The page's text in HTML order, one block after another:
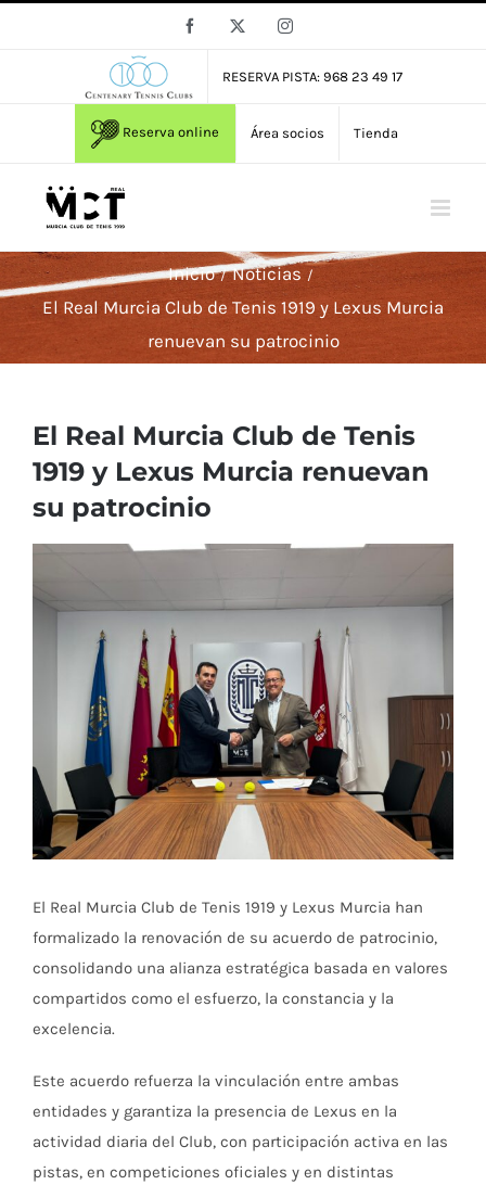
Facebook Instagram
RESERVA PISTA: 968 23 49 17
Reserva online Área socios Tienda
Inicio
Noticias
El Real Murcia Club de Tenis 1919 y Lexus Murcia
renuevan su patrocinio
El Real Murcia Club de Tenis
1919 y Lexus Murcia renuevan
su patrocinio
más
El Real Murcia Club de Tenis 1919 y Lexus Murcia han
formalizado la renovación de su acuerdo de patrocinio,
consolidando una alianza estratégica basada en valores
compartidos como el esfuerzo, la constancia y la
excelencia.
Este acuerdo refuerza la vinculación entre ambas
entidades y garantiza la presencia de Lexus en la
actividad diaria del Club, con participación activa en las
pistas, en competiciones oficiales y en distintas